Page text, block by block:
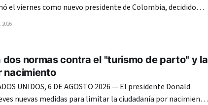
el viernes como nuevo presidente de Colombia, decidido
de paz y combatir con mano de hierro a guerrilleros y
2026
normas contra el "turismo de parto" y la
nacimiento
UNIDOS, 6 DE AGOSTO 2026 — El presidente Donald
nuevas medidas para limitar la ciudadanía por nacimiento